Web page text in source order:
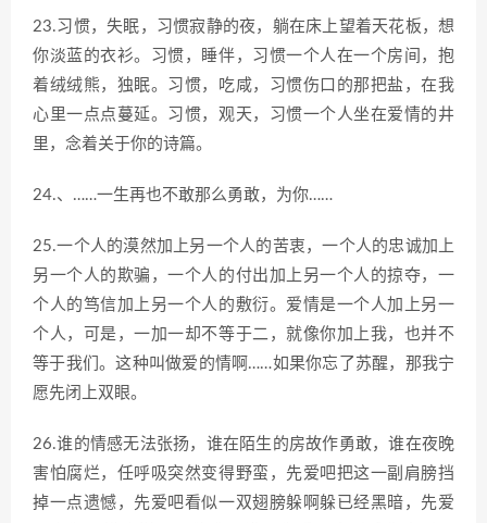
23.习惯，失眠，习惯寂静的夜，躺在床上望着天花板，想
你淡蓝的衣衫。习惯，睡伴，习惯一个人在一个房间，抱
着绒绒熊，独眠。习惯，吃咸，习惯伤口的那把盐，在我
心里一点点蔓延。习惯，观天，习惯一个人坐在爱情的井
里，念着关于你的诗篇。
24.、……一生再也不敢那么勇敢，为你……
25.一个人的漠然加上另一个人的苦衷，一个人的忠诚加上
另一个人的欺骗，一个人的付出加上另一个人的掠夺，一
个人的笃信加上另一个人的敷衍。爱情是一个人加上另一
个人，可是，一加一却不等于二，就像你加上我，也并不
等于我们。这种叫做爱的情啊……如果你忘了苏醒，那我宁
愿先闭上双眼。
26.谁的情感无法张扬，谁在陌生的房故作勇敢，谁在夜晚
害怕腐烂，任呼吸突然变得野蛮，先爱吧把这一副肩膀挡
掉一点遗憾，先爱吧看似一双翅膀躲啊躲已经黑暗，先爱